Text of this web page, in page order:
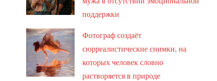
поддержки
Фотограф создаёт
сюрреалистические снимки, на
которых человек словно
растворяется в природе